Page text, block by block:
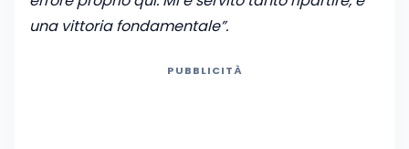
una vittoria fondamentale”.
PUBBLICITÀ